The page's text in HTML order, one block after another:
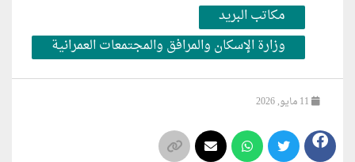
مكاتب البريد
وزارة الإسكان والمرافق والمجتمعات العمرانية